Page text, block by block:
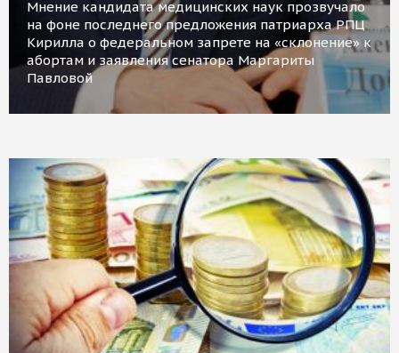
Мнение кандидата медицинских наук прозвучало
на фоне последнего предложения патриарха РПЦ
Кирилла о федеральном запрете на «склонение» к
абортам и заявления сенатора Маргариты
Павловой